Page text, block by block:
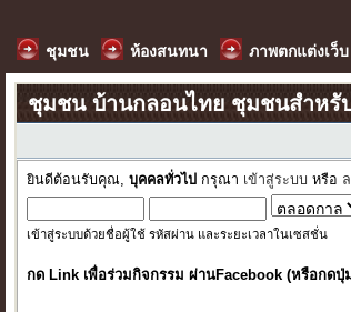
ชุมชน ห้องสนทนา ภาพตกแต่งเว็บ
ชุมชน บ้านกลอนไทย ชุมชนสำหรั
ยินดีต้อนรับคุณ,บุคคลทั่วไป กรุณา เข้าสู่ระบบ หรือ
เข้าสู่ระบบด้วยชื่อผู้ใช้ รหัสผ่าน และระยะเวลาในเซสชั่น
กด Link เพื่อร่วมกิจกรรม ผ่านFacebook (หรือกด